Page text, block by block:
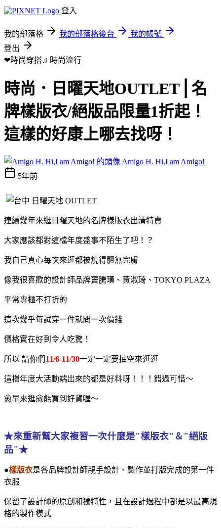
登入
我的部落格 我的部落格後台
我的帳號
登出
❤時尚穿搭♫ 時尚流行
時尚．日曜天地OUTLET⎪名
牌樣版衣/絕版品限量1折起！
這樣的好康上哪去找呀！
Amigo H. Hi,I am Amigo!
5年前
連續幾年來逛日曜天地的名牌樣版衣出清特賣
大家應該都對這檔年度盛事不陌生了吧！？
我自己真心每次來逛都被燒得體無完膚
像我很喜歡的設計師品牌竇騰璜、黃淑琦、TOKYO PLAZA
平常專櫃不打折的
這次幾乎每試穿一件就問一次價錢
價格實在好到令人吃驚！
所以 請你們11/6-11/30一定一定要抽空來逛逛
這檔年度大活動端出來的都是好料呀！！！錯過可惜～
愈早來逛愈能買到好貨喔～
★來重新幫大家複習一次什麼是"樣版衣"＆"絕版
品"★
●樣版衣是各品牌設計師親手設計、製作並打版完成的第一件
衣服
保留了設計師的原創和獨特性，且在設計過程中都是以最高規
格的製作模式